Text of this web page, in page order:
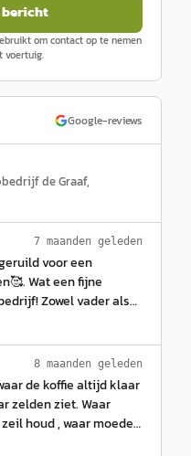
om contact op te nemen
voertuig.
Google-reviews
de Graaf,
7 maanden geleden
voor een
Wat een fijne
Zowel vader als
met een strik
maken het helemaal
8 maanden geleden
de koffie altijd klaar
ziet. Waar
houd , waar moeder
de zoons een mooie